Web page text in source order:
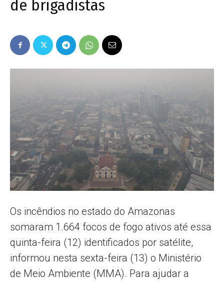
Popular
–
AL
de brigadistas
Os incêndios no estado do Amazonas
somaram 1.664 focos de fogo ativos até essa
quinta-feira (12) identificados por satélite,
informou nesta sexta-feira (13) o Ministério
de Meio Ambiente (MMA). Para ajudar a